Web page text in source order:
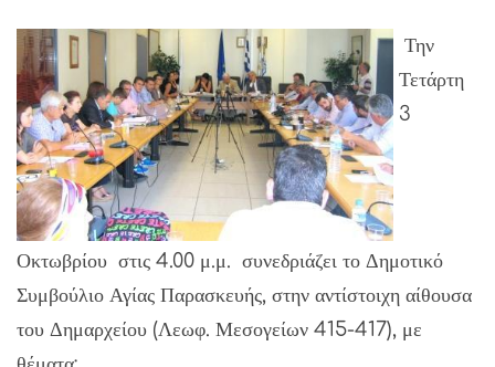
Την
Τετάρτη
3
Οκτωβρίου στις 4.00 μ.μ. συνεδριάζει το Δημοτικό
Συμβούλιο Αγίας Παρασκευής, στην αντίστοιχη αίθουσα
του Δημαρχείου (Λεωφ. Μεσογείων 415-417), με